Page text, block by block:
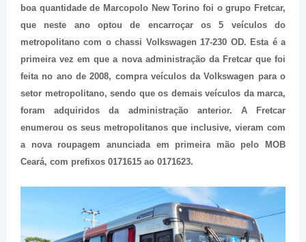
boa quantidade de Marcopolo New Torino foi o grupo Fretcar,
que neste ano optou de encarroçar os 5 veículos do
metropolitano com o chassi Volkswagen 17-230 OD. Esta é a
primeira vez em que a nova administração da Fretcar que foi
feita no ano de 2008, compra veículos da Volkswagen para o
setor metropolitano, sendo que os demais veículos da marca,
foram adquiridos da administração anterior. A Fretcar
enumerou os seus metropolitanos que inclusive, vieram com
a nova roupagem anunciada em primeira mão pelo MOB
Ceará, com prefixos 0171615 ao 0171623.